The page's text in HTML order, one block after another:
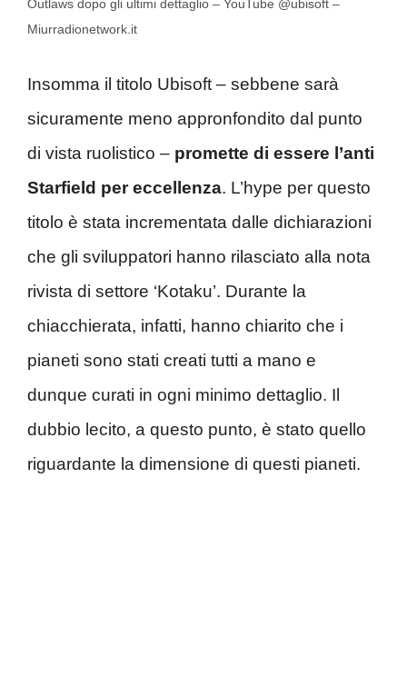
Outlaws dopo gli ultimi dettaglio – YouTube @ubisoft –
Miurradionetwork.it
Insomma il titolo Ubisoft – sebbene sarà
sicuramente meno appronfondito dal punto
di vista ruolistico – promette di essere l’anti
Starfield per eccellenza. L’hype per questo
titolo è stata incrementata dalle dichiarazioni
che gli sviluppatori hanno rilasciato alla nota
rivista di settore ‘Kotaku’. Durante la
chiacchierata, infatti, hanno chiarito che i
pianeti sono stati creati tutti a mano e
dunque curati in ogni minimo dettaglio. Il
dubbio lecito, a questo punto, è stato quello
riguardante la dimensione di questi pianeti.